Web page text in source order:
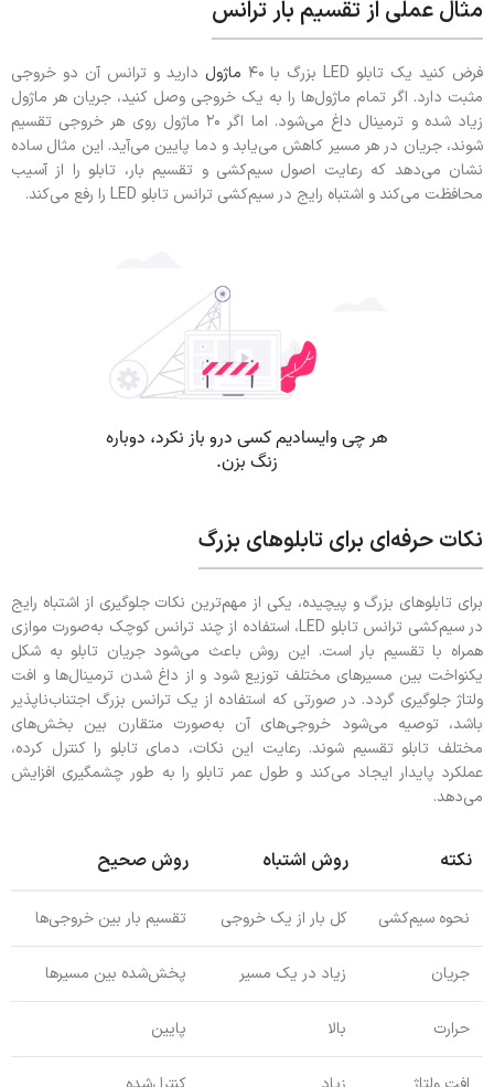
مثال عملی از تقسیم بار ترانس
فرض کنید یک تابلو LED بزرگ با ۴۰ ماژول دارید و ترانس آن دو خروجی
مثبت دارد. اگر تمام ماژول‌ها را به یک خروجی وصل کنید، جریان هر ماژول
زیاد شده و ترمینال داغ می‌شود. اما اگر ۲۰ ماژول روی هر خروجی تقسیم
شوند، جریان در هر مسیر کاهش می‌یابد و دما پایین می‌آید. این مثال ساده
نشان می‌دهد که رعایت اصول سیم‌کشی و تقسیم بار، تابلو را از آسیب
محافظت می‌کند و اشتباه رایج در سیم‌کشی ترانس تابلو LED را رفع می‌کند.
نکات حرفه‌ای برای تابلوهای بزرگ
برای تابلوهای بزرگ و پیچیده، یکی از مهم‌ترین نکات جلوگیری از اشتباه رایج
در سیم‌کشی ترانس تابلو LED، استفاده از چند ترانس کوچک به‌صورت موازی
همراه با تقسیم بار است. این روش باعث می‌شود جریان تابلو به شکل
یکنواخت بین مسیرهای مختلف توزیع شود و از داغ شدن ترمینال‌ها و افت
ولتاژ جلوگیری گردد. در صورتی که استفاده از یک ترانس بزرگ اجتناب‌ناپذیر
باشد، توصیه می‌شود خروجی‌های آن به‌صورت متقارن بین بخش‌های
مختلف تابلو تقسیم شوند. رعایت این نکات، دمای تابلو را کنترل کرده،
عملکرد پایدار ایجاد می‌کند و طول عمر تابلو را به طور چشمگیری افزایش
می‌دهد.
نکته روش اشتباه روش صحیح
نحوه سیم‌کشی کل بار از یک خروجی تقسیم بار بین خروجی‌ها
جریان زیاد در یک مسیر پخش‌شده بین مسیرها
حرارت بالا پایین